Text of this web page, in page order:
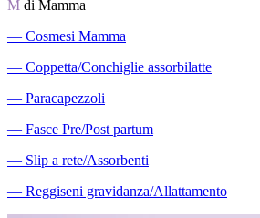
M di Mamma
― Cosmesi Mamma
― Coppetta/Conchiglie assorbilatte
― Paracapezzoli
― Fasce Pre/Post partum
― Slip a rete/Assorbenti
― Reggiseni gravidanza/Allattamento